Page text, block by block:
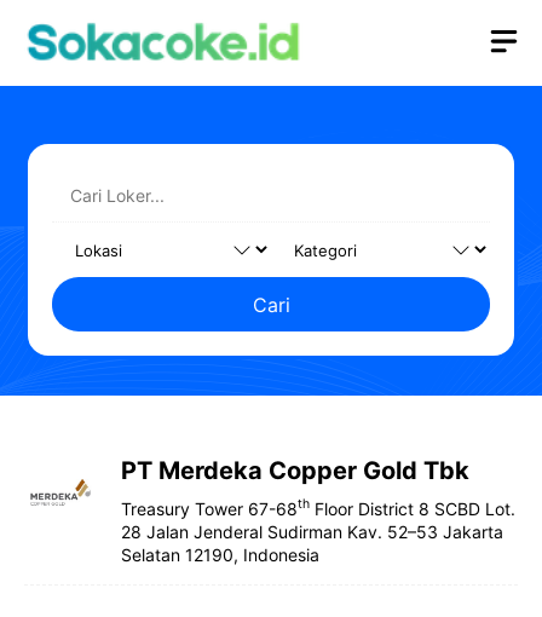
Cari
PT Merdeka Copper Gold Tbk
Treasury Tower 67-68th Floor District 8 SCBD Lot.
28 Jalan Jenderal Sudirman Kav. 52–53 Jakarta
Selatan 12190, Indonesia